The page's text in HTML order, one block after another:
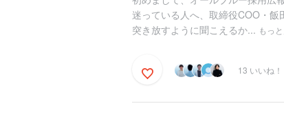
迷っている人へ、取締役COO・飯
突き放すように聞こえるか... もっ
13 いいね！